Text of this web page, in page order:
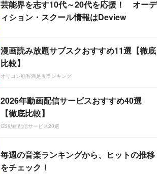
芸能界を志す10代～20代を応援！ オーデ
ィション・スクール情報はDeview
漫画読み放題サブスクおすすめ11選【徹底
比較】
オリコン顧客満足度ランキング
2026年動画配信サービスおすすめ40選
【徹底比較】
CS動画配信サービス20選
毎週の音楽ランキングから、ヒットの推移
をチェック！